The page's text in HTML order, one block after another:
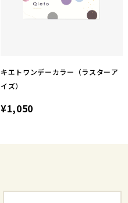
キエトワンデーカラー（ラスターア
イズ）
¥1,050